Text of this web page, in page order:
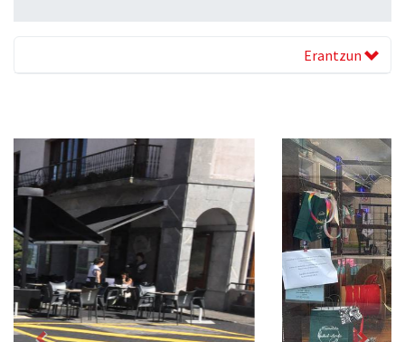
Erantzun